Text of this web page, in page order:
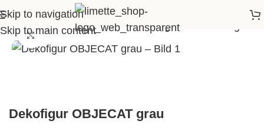
Skip to navigation
Skip to main content
>Shop>Accessoires >Dekofigur OBJECAT grau
Klick zum Vergrößern
Dekofigur OBJECAT grau